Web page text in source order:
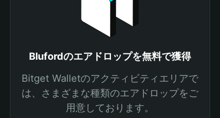
Blufordのエアドロップを無料で獲得
Bitget Walletのアクティビティエリアで
は、さまざまな種類のエアドロップをご
用意しております。